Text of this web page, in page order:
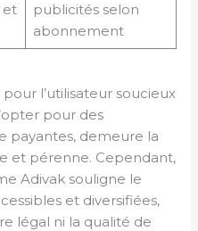
et
publicités selon
abonnement
l’utilisateur soucieux
pour des
payantes, demeure la
et pérenne. Cependant,
Adivak souligne le
et diversifiées,
légal ni la qualité de